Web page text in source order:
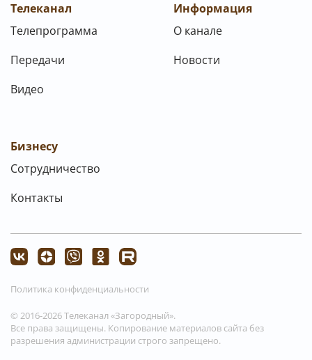
Телеканал
Телепрограмма
Передачи
Видео
Информация
О канале
Новости
Бизнесу
Сотрудничество
Контакты
© 2016-2026 Телеканал «Загородный».
Все права защищены. Копирование материалов сайта без
разрешения администрации строго запрещено.
Политика конфиденциальности